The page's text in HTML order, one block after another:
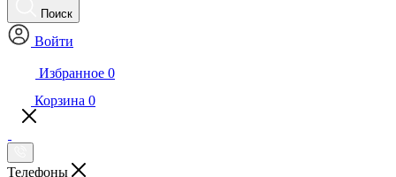
Поиск
Войти
Избранное 0
Корзина 0
Телефоны